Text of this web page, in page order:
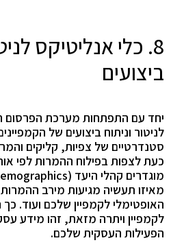
8. כלי אנליטיקס
ביצועים
יחד עם התפתחות מערכת הפרסום
לניטור וניתוח ביצועים של
כעת לצפות בפילוח ההמרות לפי
מאיזו תעשיה מגיעות מירב
האופטימלי לקמפיין שלכם ועוד. כך
לקמפיין ויתרה מזאת, זהו מידע
הפעילות העסקית שלכם.